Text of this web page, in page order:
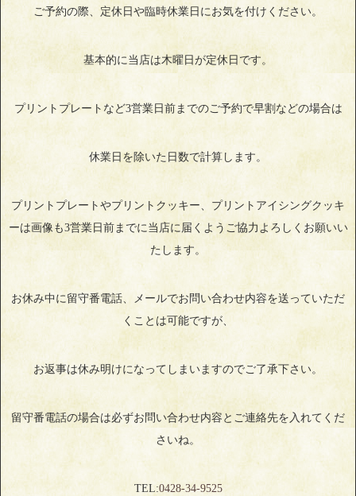
ご予約の際、定休日や臨時休業日にお気を付けください。
基本的に当店は木曜日が定休日です。
プリントプレートなど3営業日前までのご予約で早割などの場合は
休業日を除いた日数で計算します。
プリントプレートやプリントクッキー、プリントアイシングクッキ
ーは画像も3営業日前までに当店に届くようご協力よろしくお願いい
たします。
お休み中に留守番電話、メールでお問い合わせ内容を送っていただ
くことは可能ですが、
お返事は休み明けになってしまいますのでご了承下さい。
留守番電話の場合は必ずお問い合わせ内容とご連絡先を入れてくだ
さいね。
TEL:0428‐34‐9525